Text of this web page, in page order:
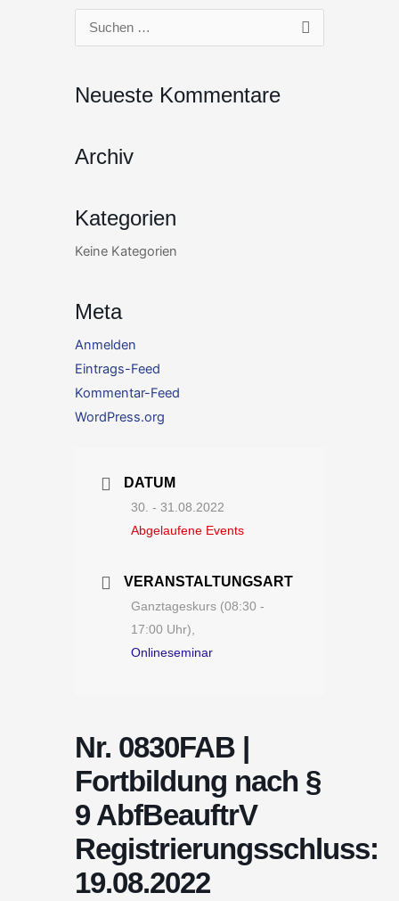
Suchen
Neueste Kommentare
Archiv
Kategorien
Keine Kategorien
Meta
Anmelden
Eintrags-Feed
Kommentar-Feed
WordPress.org
DATUM
30. - 31.08.2022
Abgelaufene Events
VERANSTALTUNGSART
Ganztageskurs (08:30 -
17:00 Uhr),
Onlineseminar
Nr. 0830FAB |
Fortbildung nach §
9 AbfBeauftrV
Registrierungsschluss:
19.08.2022